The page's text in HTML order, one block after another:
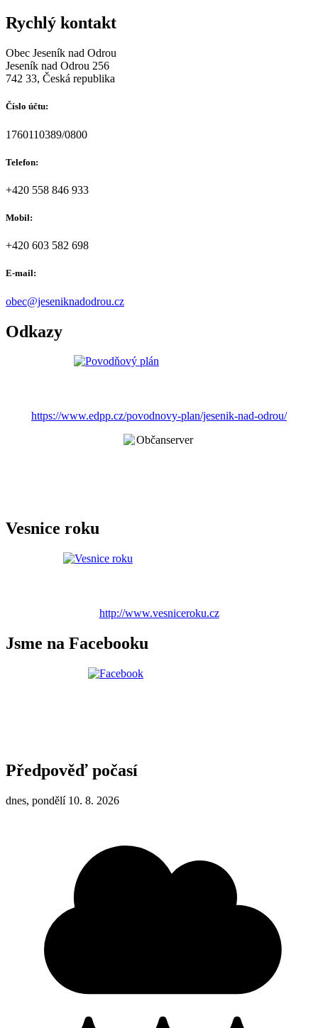
Rychlý kontakt
Obec Jeseník nad Odrou
Jeseník nad Odrou 256
742 33, Česká republika
Číslo účtu:
1760110389/0800
Telefon:
+420 558 846 933
Mobil:
+420 603 582 698
E-mail:
obec@jeseniknadodrou.cz
Odkazy
https://www.edpp.cz/povodnovy-plan/jesenik-nad-odrou/
Vesnice roku
http://www.vesniceroku.cz
Jsme na Facebooku
Předpověď počasí
dnes, pondělí 10. 8. 2026